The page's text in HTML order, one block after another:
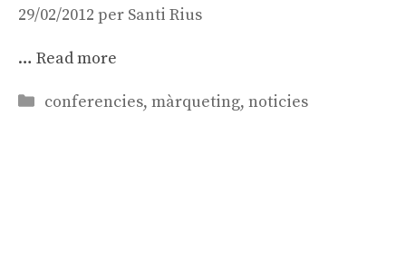
29/02/2012 per Santi Rius
… Read more
Categories
conferencies, màrqueting, noticies